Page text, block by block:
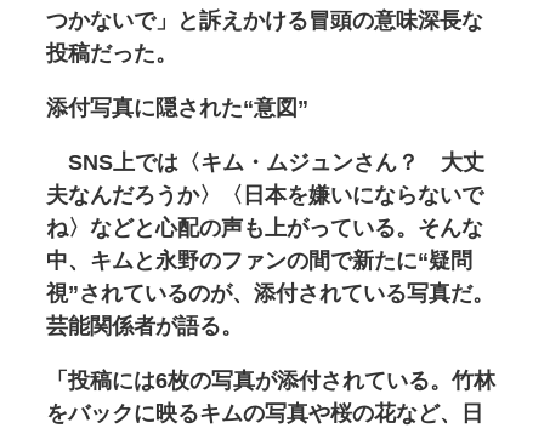
つかないで」と訴えかける冒頭の意味深長な
投稿だった。
添付写真に隠された“意図”
SNS上では〈キム・ムジュンさん？ 大丈
夫なんだろうか〉〈日本を嫌いにならないで
ね〉などと心配の声も上がっている。そんな
中、キムと永野のファンの間で新たに“疑問
視”されているのが、添付されている写真だ。
芸能関係者が語る。
「投稿には6枚の写真が添付されている。竹林
をバックに映るキムの写真や桜の花など、日